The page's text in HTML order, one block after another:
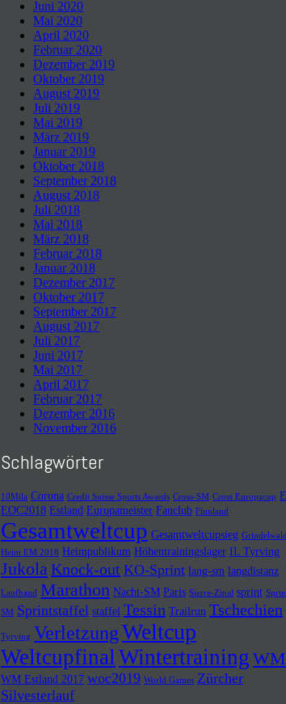
Juni 2020
Mai 2020
April 2020
Februar 2020
Dezember 2019
Oktober 2019
August 2019
Juli 2019
Mai 2019
März 2019
Januar 2019
Oktober 2018
September 2018
August 2018
Juli 2018
Mai 2018
März 2018
Februar 2018
Januar 2018
Dezember 2017
Oktober 2017
September 2017
August 2017
Juli 2017
Juni 2017
Mai 2017
April 2017
Februar 2017
Dezember 2016
November 2016
Schlagwörter
10Mila Corona Credit Suisse Sports Awards Cross-SM Cross Europacup
EOC2018 Estland Europameister Fanclub Finnland
Gesamtweltcup Gesamtweltcupsieg Grindelwald
Heim EM 2018 Heimpublikum Höhentrainingslager IL Tyrving
JukolaKnock-out KO-Sprint lang-sm langdistanz
Laufband Marathon Nacht-SM Paris Sierre-Zinal sprint
SM Sprintstaffel staffel Tessin Trailrun Tschechien
Tyrving VerletzungWeltcup
WeltcupfinalWintertraining WM
WM Estland 2017 woc2019 World Games Zürcher
Silvesterlauf